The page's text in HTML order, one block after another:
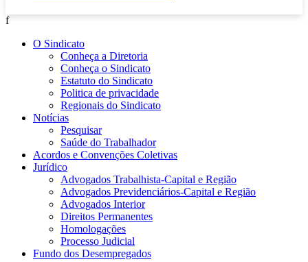
f
O Sindicato
Conheça a Diretoria
Conheça o Sindicato
Estatuto do Sindicato
Politica de privacidade
Regionais do Sindicato
Notícias
Pesquisar
Saúde do Trabalhador
Acordos e Convenções Coletivas
Jurídico
Advogados Trabalhista-Capital e Região
Advogados Previdenciários-Capital e Região
Advogados Interior
Direitos Permanentes
Homologações
Processo Judicial
Fundo dos Desempregados